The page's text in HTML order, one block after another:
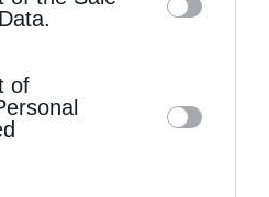
IAB’s List of
parties.
of
τραπεζιών, κάτω απ’
Τρεις βωμοί στο
στο μέσον
κάθεται ο
Ξάφνου χτυπάει ένα